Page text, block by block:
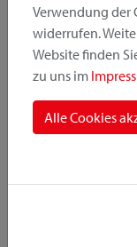
Verwendung der
widerrufen.
Website finden
zu uns im
Alle Cookies